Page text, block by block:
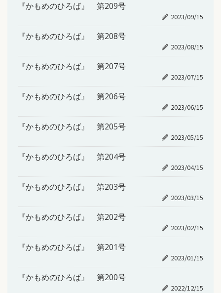
『かもめのひろば』 第209号
2023/09/15
『かもめのひろば』 第208号
2023/08/15
『かもめのひろば』 第207号
2023/07/15
『かもめのひろば』 第206号
2023/06/15
『かもめのひろば』 第205号
2023/05/15
『かもめのひろば』 第204号
2023/04/15
『かもめのひろば』 第203号
2023/03/15
『かもめのひろば』 第202号
2023/02/15
『かもめのひろば』 第201号
2023/01/15
『かもめのひろば』 第200号
2022/12/15